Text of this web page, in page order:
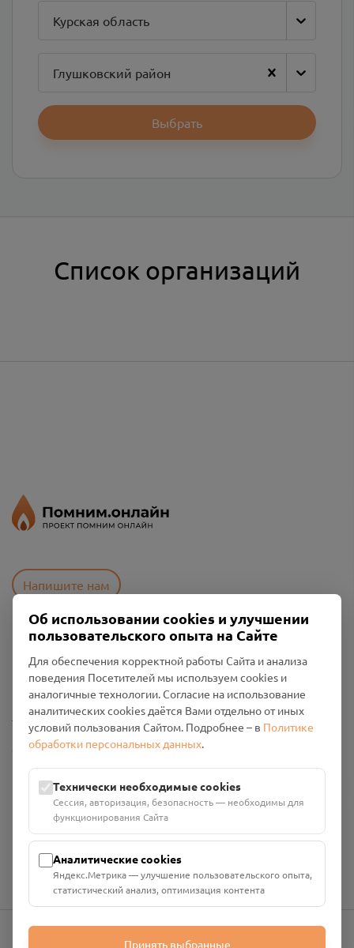
Курская область
Глушковский район
Выбрать
Список организаций
Напишите нам
Политика конфиденциальности
Промо-материалы
Настройки cookies
Общество с ограниченной ответственностью «Смоленский
Проект Помним»
ИНН: 6700029207 ОГРН: 1256700001986
Юридический адрес: 216790, Смоленская область, р-н
Руднянский, г. Рудня, улица Западная, д. 26А, пом. 18
Номер счёта: 40702810901130004287 в АО "АЛЬФА-БАНК"
Об использовании cookies и улучшении
пользовательского опыта на Сайте
Для обеспечения корректной работы Сайта и анализа
поведения Посетителей мы используем cookies и
аналогичные технологии. Согласие на использование
аналитических cookies даётся Вами отдельно от иных
условий пользования Сайтом. Подробнее – в Политике
обработки персональных данных.
Технически необходимые cookies
Сессия, авторизация, безопасность — необходимы для
функционирования Сайта
Аналитические cookies
Яндекс.Метрика — улучшение пользовательского опыта,
статистический анализ, оптимизация контента
Принять выбранные